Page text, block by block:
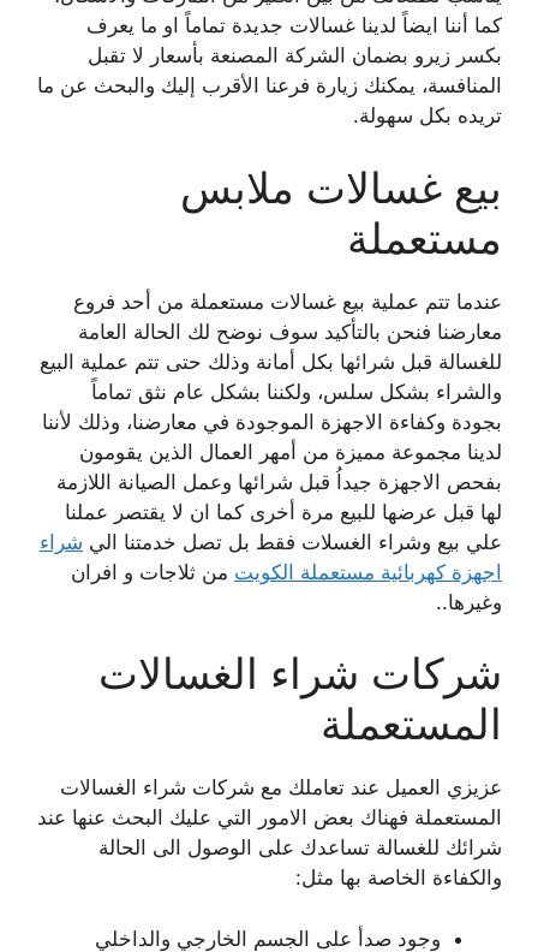
كما أننا ايضاً لدينا غسالات جديدة تماماً او ما يعرف
بكسر زيرو بضمان الشركة المصنعة بأسعار لا تقبل
المنافسة، يمكنك زيارة فرعنا الأقرب إليك والبحث عن ما
تريده بكل سهولة.
بيع غسالات ملابس
مستعملة
عندما تتم عملية بيع غسالات مستعملة من أحد فروع
معارضنا فنحن بالتأكيد سوف نوضح لك الحالة العامة
للغسالة قبل شرائها بكل أمانة وذلك حتى تتم عملية البيع
والشراء بشكل سلس، ولكننا بشكل عام نثق تماماً
بجودة وكفاءة الاجهزة الموجودة في معارضنا، وذلك لأننا
لدينا مجموعة مميزة من أمهر العمال الذين يقومون
بفحص الاجهزة جيداُ قبل شرائها وعمل الصيانة اللازمة
لها قبل عرضها للبيع مرة أخرى كما ان لا يقتصر عملنا
علي بيع وشراء الغسلات فقط بل تصل خدمتنا الي شراء
اجهزة كهربائية مستعملة الكويت من ثلاجات و افران
وغيرها..
شركات شراء الغسالات
المستعملة
عزيزي العميل عند تعاملك مع شركات شراء الغسالات
المستعملة فهناك بعض الامور التي عليك البحث عنها عند
شرائك للغسالة تساعدك على الوصول الى الحالة
والكفاءة الخاصة بها مثل:
وجود صدأ على الجسم الخارجي والداخلي